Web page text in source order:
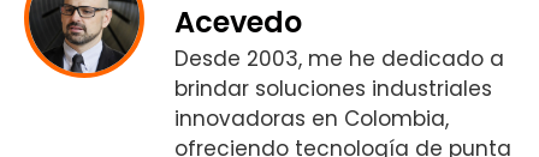
Acevedo
Desde 2003, me he dedicado a
brindar soluciones industriales
innovadoras en Colombia,
ofreciendo tecnología de punta